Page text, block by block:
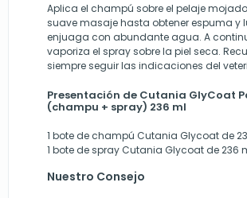
Aplica el champú sobre el pelaje
suave masaje hasta obtener espuma y
enjuaga con abundante agua. A
vaporiza el spray sobre la piel seca.
siempre seguir las indicaciones del
Presentación de Cutania GlyCoat
(champu + spray) 236 ml
1 bote de champú Cutania Glycoat de
1 bote de spray Cutania Glycoat de 236
Nuestro Consejo